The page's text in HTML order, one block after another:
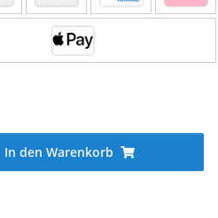
In den Warenkorb